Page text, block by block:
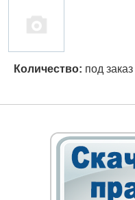
Количество: под заказ